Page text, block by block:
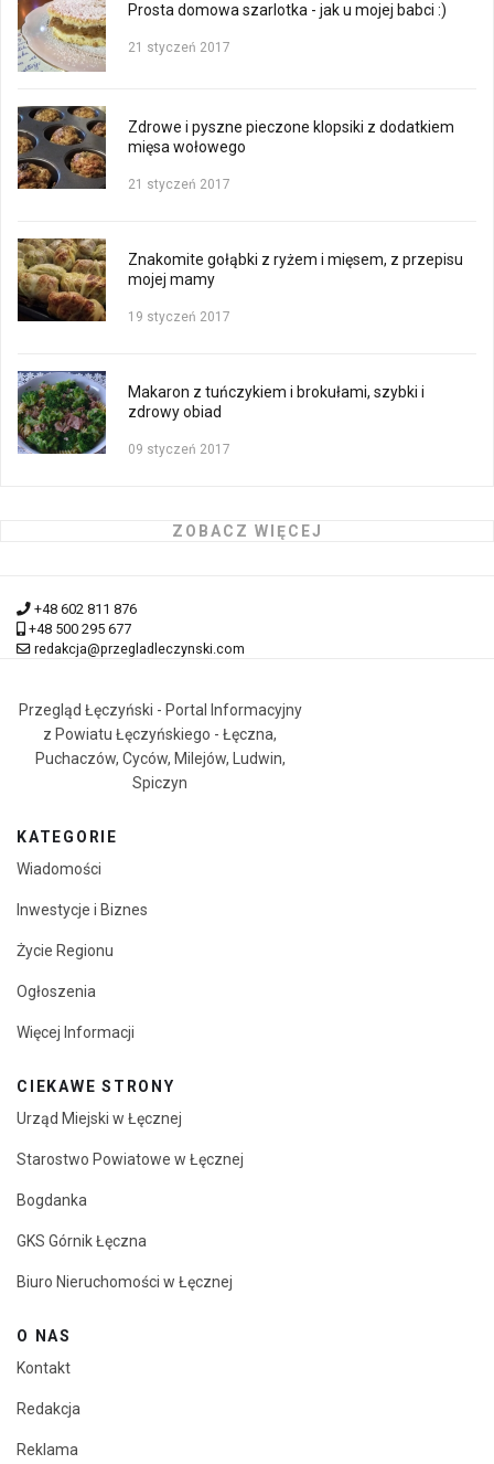
Prosta domowa szarlotka - jak u mojej babci :)
21 styczeń 2017
Zdrowe i pyszne pieczone klopsiki z dodatkiem
mięsa wołowego
21 styczeń 2017
Znakomite gołąbki z ryżem i mięsem, z przepisu
mojej mamy
19 styczeń 2017
Makaron z tuńczykiem i brokułami, szybki i
zdrowy obiad
09 styczeń 2017
ZOBACZ WIĘCEJ
+48 602 811 876
+48 500 295 677
redakcja@przegladleczynski.com
Przegląd Łęczyński - Portal Informacyjny
z Powiatu Łęczyńskiego - Łęczna,
Puchaczów, Cyców, Milejów, Ludwin,
Spiczyn
KATEGORIE
Wiadomości
Inwestycje i Biznes
Życie Regionu
Ogłoszenia
Więcej Informacji
CIEKAWE STRONY
Urząd Miejski w Łęcznej
Starostwo Powiatowe w Łęcznej
Bogdanka
GKS Górnik Łęczna
Biuro Nieruchomości w Łęcznej
O NAS
Kontakt
Redakcja
Reklama